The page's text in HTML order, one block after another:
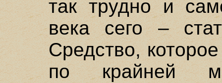
так трудно и
века сего –
Средство,
по крайней